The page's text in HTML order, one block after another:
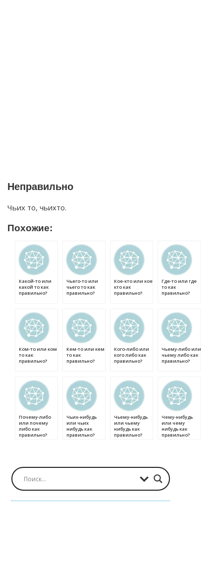
Неправильно
Чьих то, чьихто.
Похожие:
Какой-то или
какой то как
правильно?
Чьего-то или
чьего то как
правильно?
Кое-кто или кое
кто как
правильно?
Где-то или где
то как
правильно?
Ком-то или ком
то как
правильно?
Кем-то или кем
то как
правильно?
Кого-либо или
кого либо как
правильно?
Чьему-либо или
чьему либо как
правильно?
Почему-либо
или почему
либо как
правильно?
Чьих-нибудь
или чьих
нибудь как
правильно?
Чьему-нибудь
или чьему
нибудь как
правильно?
Чему-нибудь
или чему
нибудь как
правильно?